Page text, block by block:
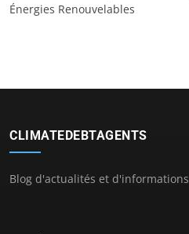
Énergies Renouvelables
CLIMATEDEBTAGENTS
Blog d'actualités et d'informations